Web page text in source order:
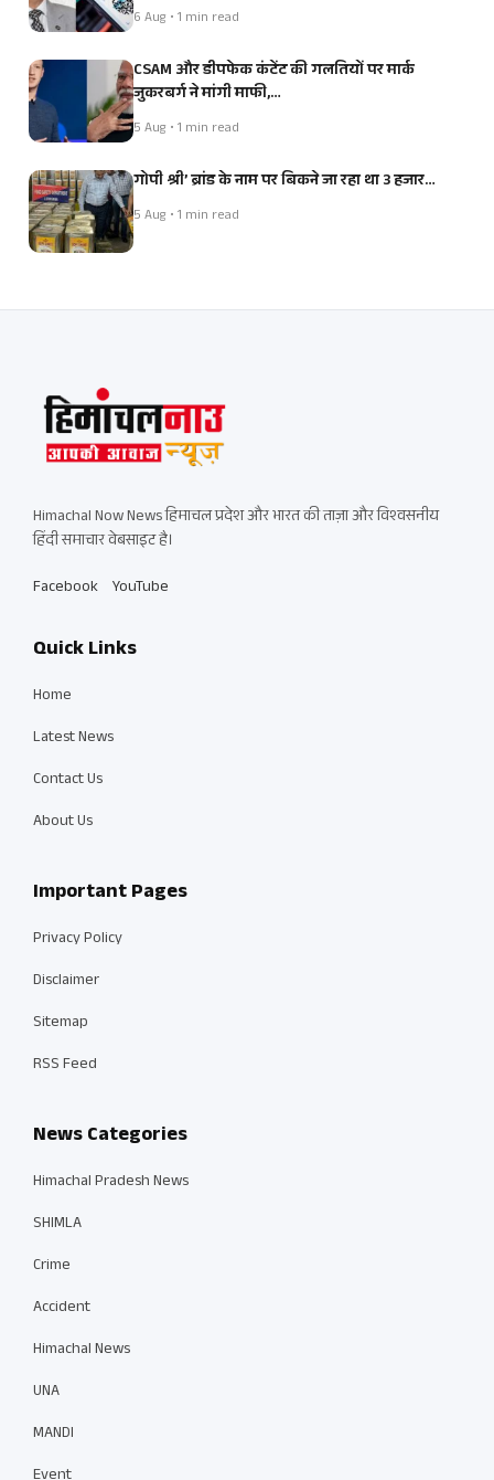
6 Aug • 1 min read
CSAM और डीपफेक कंटेंट की गलतियों पर मार्क
जुकरबर्ग ने मांगी माफी,…
5 Aug • 1 min read
गोपी श्री’ ब्रांड के नाम पर बिकने जा रहा था 3 हजार…
5 Aug • 1 min read
Himachal Now News हिमाचल प्रदेश और भारत की ताज़ा और विश्वसनीय
हिंदी समाचार वेबसाइट है।
Facebook YouTube
Quick Links
Home
Latest News
Contact Us
About Us
Important Pages
Privacy Policy
Disclaimer
Sitemap
RSS Feed
News Categories
Himachal Pradesh News
SHIMLA
Crime
Accident
Himachal News
UNA
MANDI